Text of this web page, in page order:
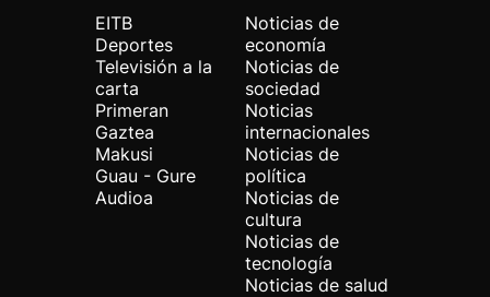
EITB
Deportes
Televisión a la
carta
Primeran
Gaztea
Makusi
Guau - Gure
Audioa
Noticias de
economía
Noticias de
sociedad
Noticias
internacionales
Noticias de
política
Noticias de
cultura
Noticias de
tecnología
Noticias de salud